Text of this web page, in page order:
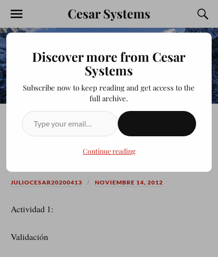
Cesar Systems
Validación de sistemas
JULIOCESAR20200413 NOVIEMBRE 14, 2012
Actividad 1:
Validación
Discover more from Cesar
Systems
Subscribe now to keep reading and get access to the
full archive.
Continue reading